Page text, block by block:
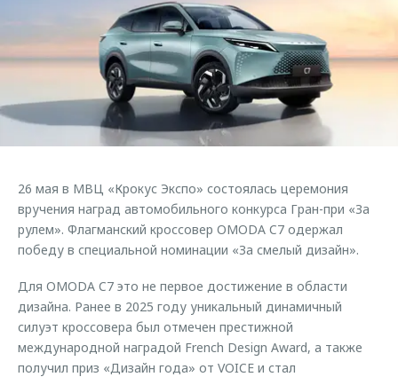
Кредитный калькулятор
Одежда и сувениры
Оригинальные аксессуары
Трейд-ин
Калькулятор трейд-ин
Клиентская поддержка
O&J Автоклуб
Клуб владельцев OMODA
Приложение O&J
Аксессуары
Оригинальные аксессуары
Запчасти
Обратная связь
26 мая в МВЦ «Крокус Экспо» состоялась церемония
вручения наград автомобильного конкурса Гран-при «За
рулем». Флагманский кроссовер OMODA C7 одержал
победу в специальной номинации «За смелый дизайн».
Для OMODA C7 это не первое достижение в области
дизайна. Ранее в 2025 году уникальный динамичный
силуэт кроссовера был отмечен престижной
международной наградой French Design Award, а также
получил приз «Дизайн года» от VOICE и стал